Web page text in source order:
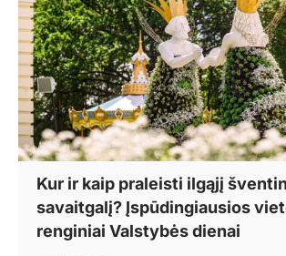
Kur ir kaip praleisti ilgąjį
savaitgalį? Įspūdingiausios
renginiai Valstybės dienai